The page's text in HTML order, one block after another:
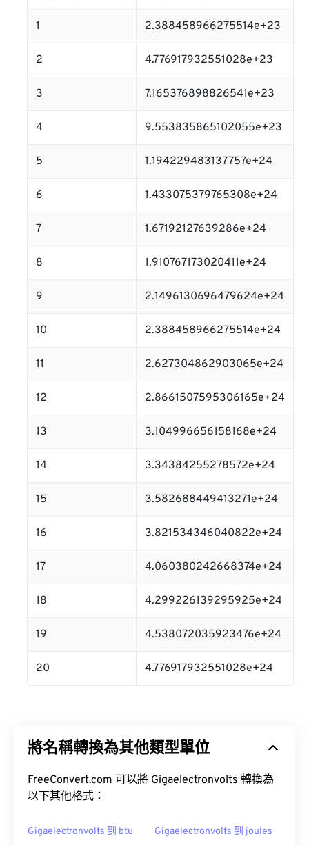
1 2.388458966275514e+23
2 4.776917932551028e+23
3 7.165376898826541e+23
4 9.553835865102055e+23
5 1.194229483137757e+24
6 1.433075379765308e+24
7 1.67192127639286e+24
8 1.910767173020411e+24
9 2.1496130696479624e+24
10 2.388458966275514e+24
11 2.627304862903065e+24
12 2.8661507595306165e+24
13 3.104996656158168e+24
14 3.34384255278572e+24
15 3.582688449413271e+24
16 3.821534346040822e+24
17 4.060380242668374e+24
18 4.299226139295925e+24
19 4.538072035923476e+24
20 4.776917932551028e+24
將名稱轉換為其他類型單位
FreeConvert.com 可以將 Gigaelectronvolts 轉換為
以下其他格式：
Gigaelectronvolts 到 btu Gigaelectronvolts 到 joules